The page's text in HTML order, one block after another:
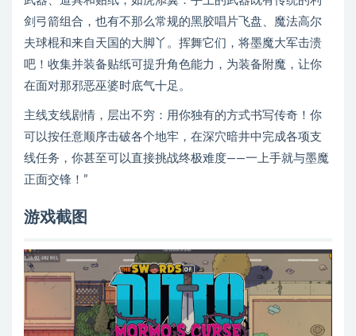
剑弓箭组合，也有不那么常规的黑胶唱片飞盘、魔法高尔
夫球棍和来自天国的大脚丫。挥舞它们，将墨魔大军击溃
吧！收集并装备贴纸可提升角色能力，为装备附魔，让你
在面对那邪恶巫婆时底气十足。
主线支线剧情，层出不穷：用你独有的方式书写传奇！你
可以按任意顺序击破各个地牢，在深穴暗井中完成各项支
线任务，你甚至可以直接挑战终极难度——一上手就与墨魔
正面交锋！”
游戏截图